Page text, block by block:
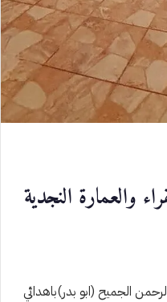
والعمارة النجدية
الجميح (ابو بدر)باهدائي